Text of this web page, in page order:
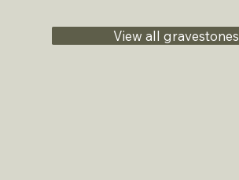
View all gravestones